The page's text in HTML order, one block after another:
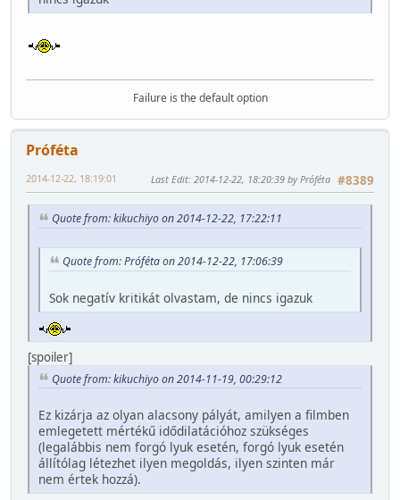
Failure is the default option
Próféta
#8389
2014-12-22, 18:19:01 Last Edit: 2014-12-22, 18:20:39 by Próféta
Quote from: kikuchiyo on 2014-12-22, 17:22:11
Quote from: Próféta on 2014-12-22, 17:06:39
Sok negatív kritikát olvastam, de nincs igazuk
[spoiler]
Quote from: kikuchiyo on 2014-11-19, 00:29:12
Ez kizárja az olyan alacsony pályát, amilyen a filmben
emlegetett mértékű idődilatációhoz szükséges
(legalábbis nem forgó lyuk esetén, forgó lyuk esetén
állítólag létezhet ilyen megoldás, ilyen szinten már
nem értek hozzá).